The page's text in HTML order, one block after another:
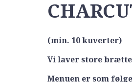
(min. 10 kuverter)
Vi laver store
Menuen er som